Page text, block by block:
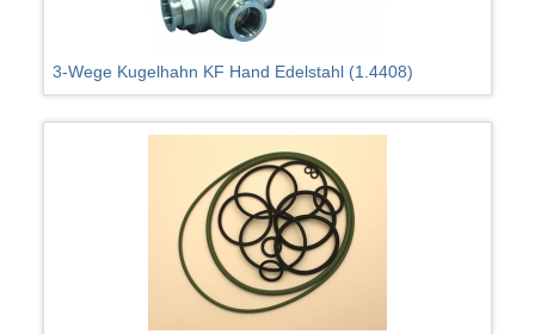
3-Wege Kugelhahn KF Hand Edelstahl (1.4408)